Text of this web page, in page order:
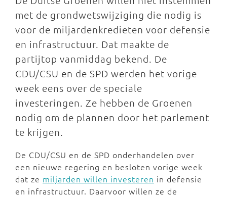
met de grondwetswijziging die nodig is
voor de miljardenkredieten voor defensie
en infrastructuur. Dat maakte de
partijtop vanmiddag bekend. De
CDU/CSU en de SPD werden het vorige
week eens over de speciale
investeringen. Ze hebben de Groenen
nodig om de plannen door het parlement
te krijgen.
De CDU/CSU en de SPD onderhandelen over
een nieuwe regering en besloten vorige week
dat ze miljarden willen investeren in defensie
en infrastructuur. Daarvoor willen ze de